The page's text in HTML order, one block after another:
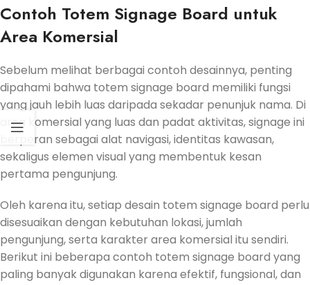
Contoh Totem Signage Board untuk
Area Komersial
Sebelum melihat berbagai contoh desainnya, penting
dipahami bahwa totem signage board memiliki fungsi
yang jauh lebih luas daripada sekadar penunjuk nama. Di
area komersial yang luas dan padat aktivitas, signage ini
berperan sebagai alat navigasi, identitas kawasan,
sekaligus elemen visual yang membentuk kesan
pertama pengunjung.
Oleh karena itu, setiap desain totem signage board perlu
disesuaikan dengan kebutuhan lokasi, jumlah
pengunjung, serta karakter area komersial itu sendiri.
Berikut ini beberapa contoh totem signage board yang
paling banyak digunakan karena efektif, fungsional, dan